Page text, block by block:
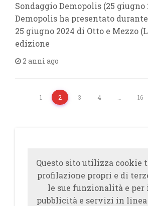
Sondaggio Demopolis (25 giugno
Demopolis ha presentato
25 giugno 2024 di Otto e Mezzo
edizione
2 anni ago
1 2 3 4 16
Questo sito utilizza cookie
profilazione propri e di
le sue funzionalità e
pubblicità e servizi in linea